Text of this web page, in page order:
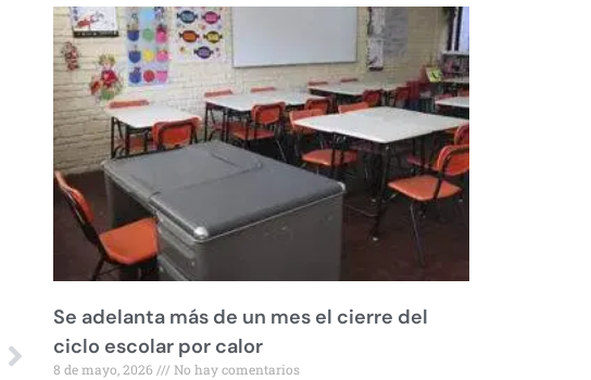
Se adelanta más de un mes el cierre del
ciclo escolar por calor
8 de mayo, 2026 No hay comentarios